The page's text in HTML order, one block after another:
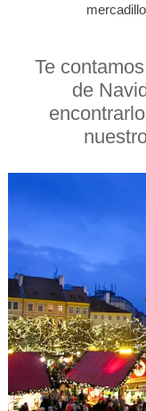
Te
de